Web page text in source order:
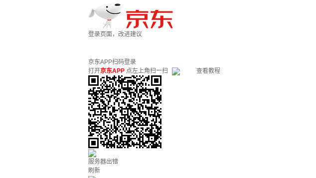
登录页面，改进建议
京东APP扫码登录
打开京东APP 点左上角扫一扫 查看教程
服务器出错
刷新